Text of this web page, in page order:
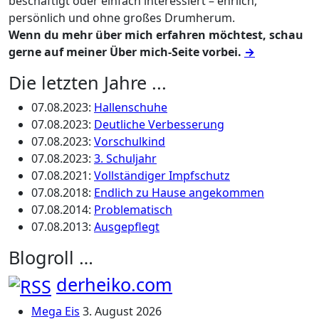
persönlich und ohne großes Drumherum.
Wenn du mehr über mich erfahren möchtest, schau
gerne auf meiner Über mich-Seite vorbei. →
Die letzten Jahre ...
07.08.2023: Hallenschuhe
07.08.2023: Deutliche Verbesserung
07.08.2023: Vorschulkind
07.08.2023: 3. Schuljahr
07.08.2021: Vollständiger Impfschutz
07.08.2018: Endlich zu Hause angekommen
07.08.2014: Problematisch
07.08.2013: Ausgepflegt
Blogroll …
derheiko.com
Mega Eis 3. August 2026